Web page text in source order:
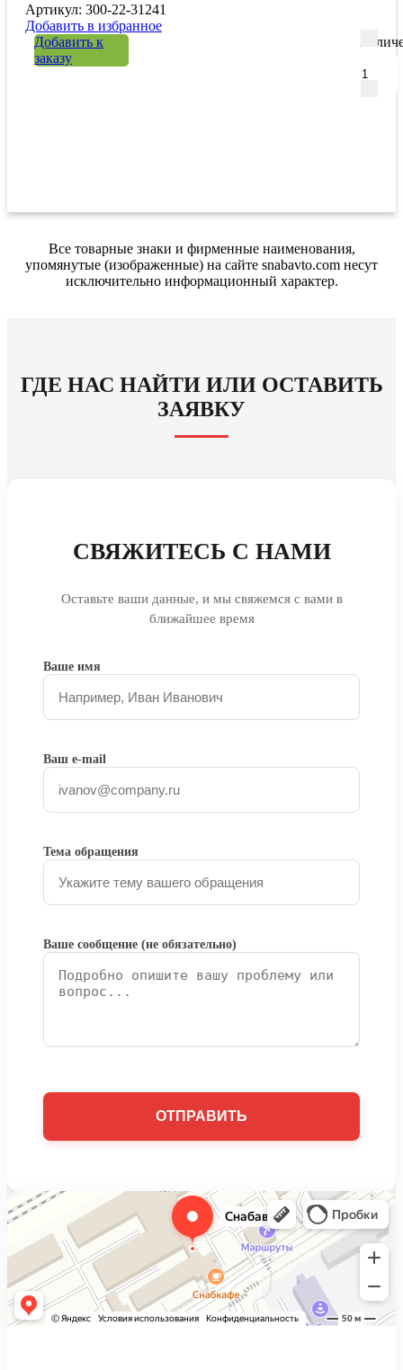
Артикул: 300-22-31241
Добавить в избранное
Добавить к
заказу
Все товарные знаки и фирменные наименования,
упомянутые (изображенные) на сайте snabavto.com несут
исключительно информационный характер.
ГДЕ НАС НАЙТИ ИЛИ ОСТАВИТЬ
ЗАЯВКУ
СВЯЖИТЕСЬ С НАМИ
Оставьте ваши данные, и мы свяжемся с вами в
ближайшее время
Ваше имя
Ваш e-mail
Тема обращения
Ваше сообщение (не обязательно)